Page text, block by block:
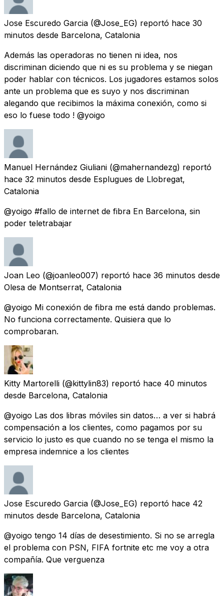
Jose Escuredo Garcia (@Jose_EG) reportó hace 30
minutos desde Barcelona, Catalonia
Además las operadoras no tienen ni idea, nos
discriminan diciendo que ni es su problema y se niegan
poder hablar con técnicos. Los jugadores estamos solos
ante un problema que es suyo y nos discriminan
alegando que recibimos la máxima conexión, como si
eso lo fuese todo ! @yoigo
Manuel Hernández Giuliani (@mahernandezg) reportó
hace 32 minutos desde Esplugues de Llobregat,
Catalonia
@yoigo #fallo de internet de fibra En Barcelona, sin
poder teletrabajar
Joan Leo (@joanleo007) reportó hace 36 minutos desde
Olesa de Montserrat, Catalonia
@yoigo Mi conexión de fibra me está dando problemas.
No funciona correctamente. Quisiera que lo
comprobaran.
Kitty Martorelli (@kittylin83) reportó hace 40 minutos
desde Barcelona, Catalonia
@yoigo Las dos libras móviles sin datos… a ver si habrá
compensación a los clientes, como pagamos por su
servicio lo justo es que cuando no se tenga el mismo la
empresa indemnice a los clientes
Jose Escuredo Garcia (@Jose_EG) reportó hace 42
minutos desde Barcelona, Catalonia
@yoigo tengo 14 días de desestimiento. Si no se arregla
el problema con PSN, FIFA fortnite etc me voy a otra
compañía. Que verguenza